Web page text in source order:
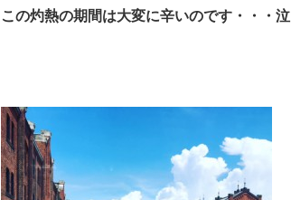
この灼熱の期間は大変に辛いのです・・・泣